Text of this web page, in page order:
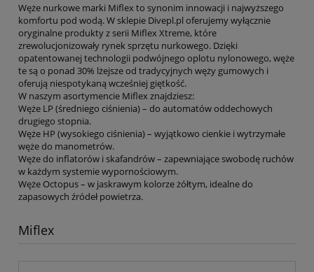
Węże nurkowe marki Miflex to synonim innowacji i najwyższego
komfortu pod wodą. W sklepie Divepl.pl oferujemy wyłącznie
oryginalne produkty z serii Miflex Xtreme, które
zrewolucjonizowały rynek sprzętu nurkowego. Dzięki
opatentowanej technologii podwójnego oplotu nylonowego, węże
te są o ponad 30% lżejsze od tradycyjnych węży gumowych i
oferują niespotykaną wcześniej giętkość.
W naszym asortymencie Miflex znajdziesz:
Węże LP (średniego ciśnienia) – do automatów oddechowych
drugiego stopnia.
Węże HP (wysokiego ciśnienia) – wyjątkowo cienkie i wytrzymałe
węże do manometrów.
Węże do inflatorów i skafandrów – zapewniające swobodę ruchów
w każdym systemie wypornościowym.
Węże Octopus – w jaskrawym kolorze żółtym, idealne do
zapasowych źródeł powietrza.
Miflex